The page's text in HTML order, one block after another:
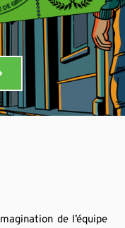
de l’équipe